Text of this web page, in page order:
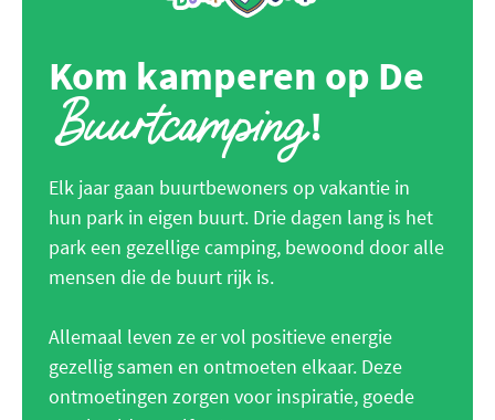
Kom kamperen op De
Buurtcamping!
Elk jaar gaan buurtbewoners op vakantie in
hun park in eigen buurt. Drie dagen lang is het
park een gezellige camping, bewoond door alle
mensen die de buurt rijk is.
Allemaal leven ze er vol positieve energie
gezellig samen en ontmoeten elkaar. Deze
ontmoetingen zorgen voor inspiratie, goede